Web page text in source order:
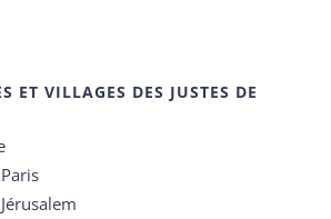
ET VILLAGES DES JUSTES DE